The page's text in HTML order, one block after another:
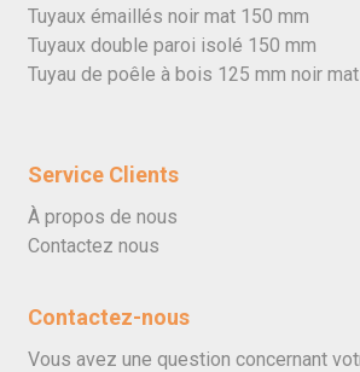
Tuyaux émaillés noir mat 150 mm
Tuyaux double paroi isolé 150 mm
Tuyau de poêle à bois 125 mm noir mat
Service Clients
À propos de nous
Contactez nous
Contactez-nous
Vous avez une question concernant